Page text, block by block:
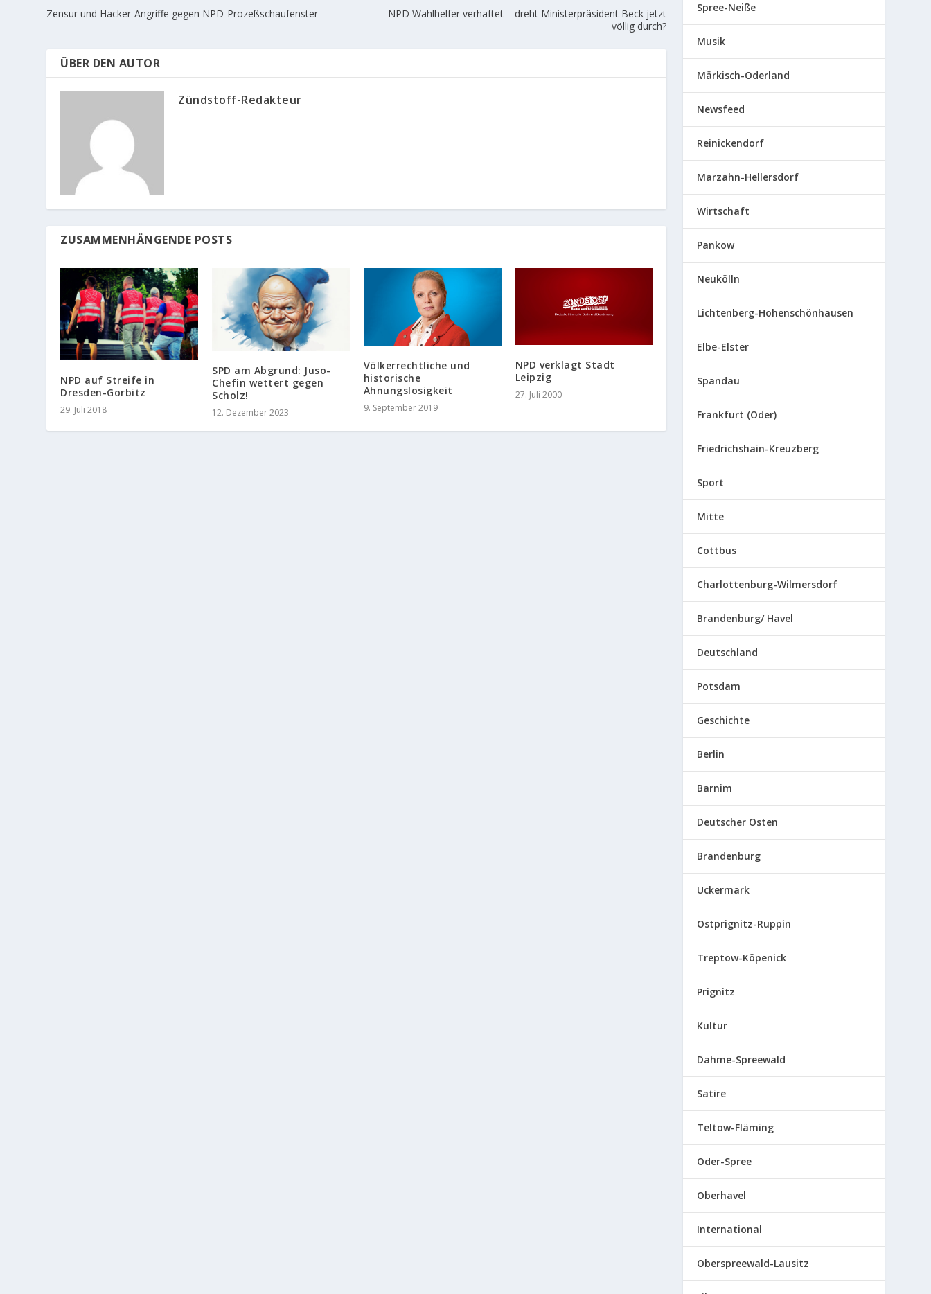
Zensur und Hacker-Angriffe gegen NPD-Prozeßschaufenster
NPD Wahlhelfer verhaftet – dreht Ministerpräsident Beck jetzt
völlig durch?
ÜBER DEN AUTOR
Zündstoff-Redakteur
ZUSAMMENHÄNGENDE POSTS
NPD auf Streife in
Dresden-Gorbitz
29. Juli 2018
SPD am Abgrund: Juso-
Chefin wettert gegen
Scholz!
12. Dezember 2023
Völkerrechtliche und
historische
Ahnungslosigkeit
9. September 2019
NPD verklagt Stadt
Leipzig
27. Juli 2000
Spree-Neiße
Musik
Märkisch-Oderland
Newsfeed
Reinickendorf
Marzahn-Hellersdorf
Wirtschaft
Pankow
Neukölln
Lichtenberg-Hohenschönhausen
Elbe-Elster
Spandau
Frankfurt (Oder)
Friedrichshain-Kreuzberg
Sport
Mitte
Cottbus
Charlottenburg-Wilmersdorf
Brandenburg/ Havel
Deutschland
Potsdam
Geschichte
Berlin
Barnim
Deutscher Osten
Brandenburg
Uckermark
Ostprignitz-Ruppin
Treptow-Köpenick
Prignitz
Kultur
Dahme-Spreewald
Satire
Teltow-Fläming
Oder-Spree
Oberhavel
International
Oberspreewald-Lausitz